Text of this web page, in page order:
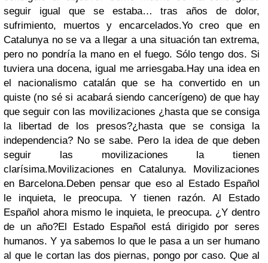
seguir igual que se estaba… tras años de dolor,
sufrimiento, muertos y encarcelados.Yo creo que en
Catalunya no se va a llegar a una situación tan extrema,
pero no pondría la mano en el fuego. Sólo tengo dos. Si
tuviera una docena, igual me arriesgaba.Hay una idea en
el nacionalismo catalán que se ha convertido en un
quiste (no sé si acabará siendo cancerígeno) de que hay
que seguir con las movilizaciones ¿hasta que se consiga
la libertad de los presos?¿hasta que se consiga la
independencia? No se sabe. Pero la idea de que deben
seguir las movilizaciones la tienen
clarísima.Movilizaciones en Catalunya. Movilizaciones
en Barcelona.Deben pensar que eso al Estado Español
le inquieta, le preocupa. Y tienen razón. Al Estado
Español ahora mismo le inquieta, le preocupa. ¿Y dentro
de un año?El Estado Español está dirigido por seres
humanos. Y ya sabemos lo que le pasa a un ser humano
al que le cortan las dos piernas, pongo por caso. Que al